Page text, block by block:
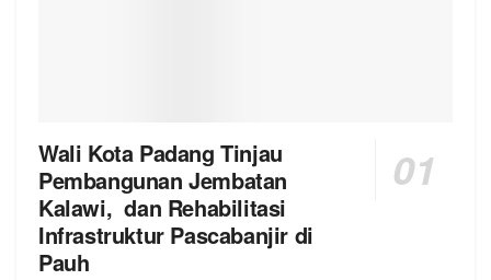
Wali Kota Padang Tinjau
Pembangunan Jembatan
Kalawi, dan Rehabilitasi
Infrastruktur Pascabanjir di
Pauh